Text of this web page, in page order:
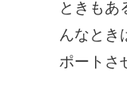
ときもあ
んなとき
ポートさ